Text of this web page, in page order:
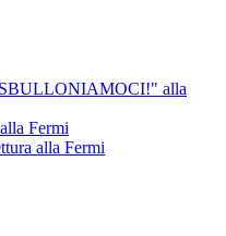
alla
Fermi
alla Fermi